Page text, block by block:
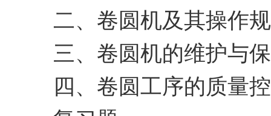
二、卷圆机及其操作
三、卷圆机的维护与
四、卷圆工序的质量